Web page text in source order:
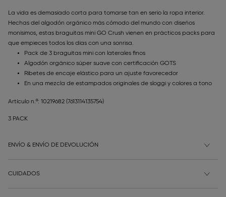
La vida es demasiado corta para tomarse tan en serio la ropa interior.
Hechas del algodón orgánico más cómodo del mundo con diseños
monísimos, estas braguitas mini GO Crush vienen en prácticos packs para
que empieces todos los días con una sonrisa.
Pack de 3 braguitas mini con laterales finos
Algodón orgánico súper suave con certificación GOTS
Ribetes de encaje elástico para un ajuste favorecedor
En una mezcla de estampados originales de sloggi y colores a tono
Artículo n.º: 10219682 (7613114135754)
3 PACK
ENVÍO & ENVÍO DE DEVOLUCIÓN
CUIDADOS